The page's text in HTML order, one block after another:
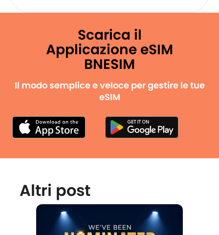
Scarica il
Applicazione eSIM
BNESIM
Il modo semplice e veloce per gestire le tue
eSIM
Altri post